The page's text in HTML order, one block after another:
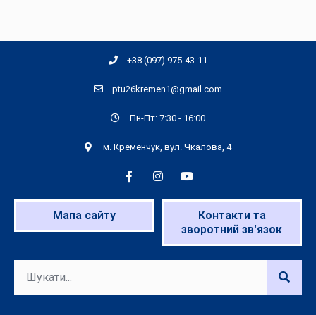
+38 (097) 975-43-11
ptu26kremen1@gmail.com
Пн-Пт: 7:30 - 16:00
м. Кременчук, вул. Чкалова, 4
Мапа сайту
Контакти та
зворотний зв'язок